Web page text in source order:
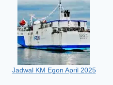
Jadwal KM Egon April 2025